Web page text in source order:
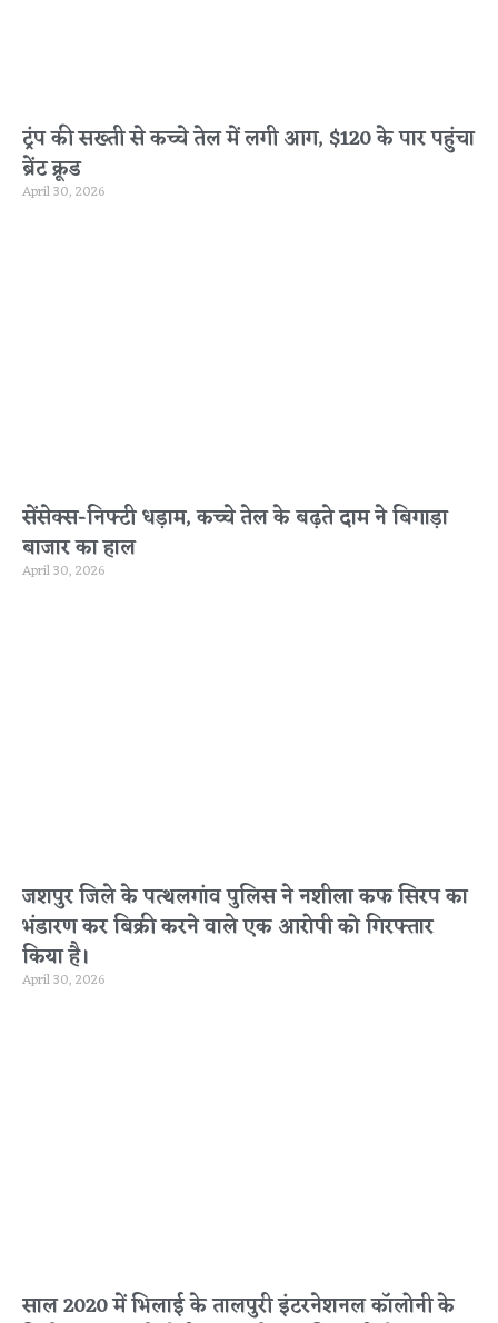
ट्रंप की सख्ती से कच्चे तेल में लगी आग, $120 के पार पहुंचा
ब्रेंट क्रूड
April 30, 2026
सेंसेक्स-निफ्टी धड़ाम, कच्चे तेल के बढ़ते दाम ने बिगाड़ा
बाजार का हाल
April 30, 2026
जशपुर जिले के पत्थलगांव पुलिस ने नशीला कफ सिरप का
भंडारण कर बिक्री करने वाले एक आरोपी को गिरफ्तार
किया है।
April 30, 2026
साल 2020 में भिलाई के तालपुरी इंटरनेशनल कॉलोनी के